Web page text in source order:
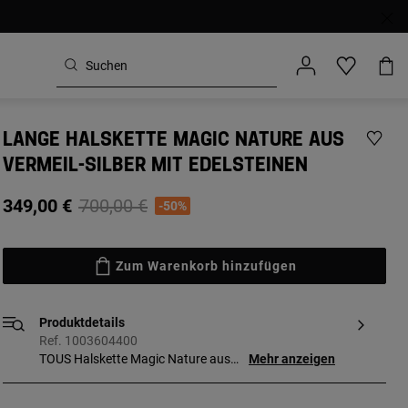
LANGE HALSKETTE MAGIC NATURE AUS
VERMEIL-SILBER MIT EDELSTEINEN
349,00 € Price reduced from
700,00 €to-50%
Zum Warenkorb hinzufügen
Produktdetails
Ref. 1003604400
TOUS Halskette Magic Nature aus
Mehr anzeigen